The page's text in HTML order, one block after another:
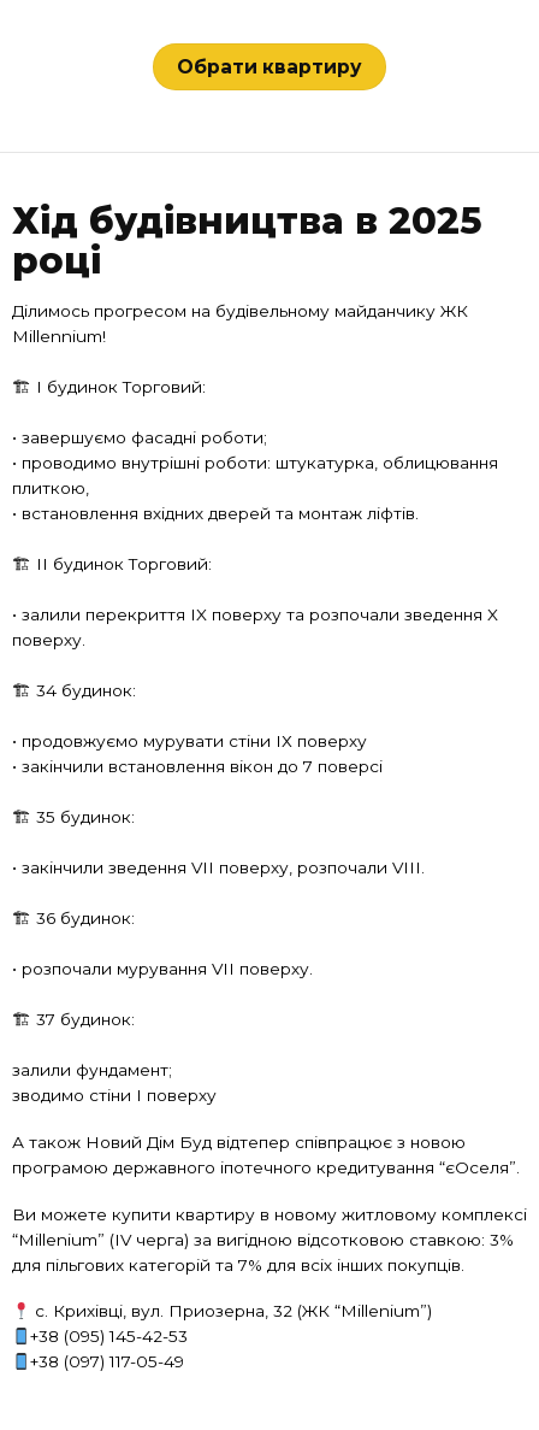
Обрати квартиру
Хід будівництва в 2025
році
Ділимось прогресом на будівельному майданчику ЖК
Millennium!
🏗 I будинок Торговий:
• завершуємо фасадні роботи;
• проводимо внутрішні роботи: штукатурка, облицювання
плиткою,
• встановлення вхідних дверей та монтаж ліфтів.
🏗 II будинок Торговий:
• залили перекриття IX поверху та розпочали зведення X
поверху.
🏗 34 будинок:
• продовжуємо мурувати стіни ІХ поверху
• закінчили встановлення вікон до 7 поверсі
🏗 35 будинок:
• закінчили зведення VII поверху, розпочали VIII.
🏗 36 будинок:
• розпочали мурування VII поверху.
🏗 37 будинок:
залили фундамент;
зводимо стіни І поверху
А також Новий Дім Буд відтепер співпрацює з новою
програмою державного іпотечного кредитування “єОселя”.
Ви можете купити квартиру в новому житловому комплексі
“Millenium” (IV черга) за вигідною відсотковою ставкою: 3%
для пільгових категорій та 7% для всіх інших покупців.
с. Крихівці, вул. Приозерна, 32 (ЖК “Millenium”)
+38 (095) 145-42-53
+38 (097) 117-05-49